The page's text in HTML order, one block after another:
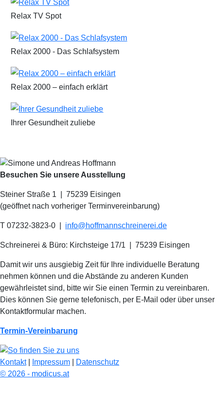
Relax TV Spot
Relax 2000 - Das Schlafsystem
Relax 2000 – einfach erklärt
Ihrer Gesundheit zuliebe
Besuchen Sie unsere Ausstellung
Steiner Straße 1 | 75239 Eisingen
(geöffnet nach vorheriger Terminvereinbarung)
T 07232-3823-0 info@hoffmannschreinerei.de
Schreinerei & Büro: Kirchsteige 17/1 75239 Eisingen
Damit wir uns ausgiebig Zeit für Ihre individuelle Beratung
nehmen können und die Abstände zu anderen Kunden
gewährleistet sind, bitte wir Sie einen Termin zu vereinbaren.
Dies können Sie gerne telefonisch, per E-Mail oder über unser
Kontaktformular machen.
Termin-Vereinbarung
Kontakt| Impressum
Datenschutz
© 2026 - modicus.at